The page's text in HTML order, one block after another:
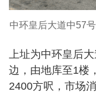
中环皇后大道中57
上址为中环皇后
边，由地库至1楼
2400方呎，市场